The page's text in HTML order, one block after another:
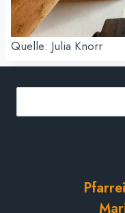
Quelle: Julia Knorr